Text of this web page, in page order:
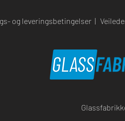
og leveringsbetingelser |